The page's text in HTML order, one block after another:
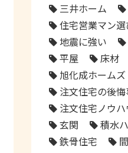
三井ホーム
住宅営業マン選
地震に強い
平屋
床材
旭化成ホームズ
注文住宅の後
注文住宅ノウハ
玄関
積水
鉄骨住宅